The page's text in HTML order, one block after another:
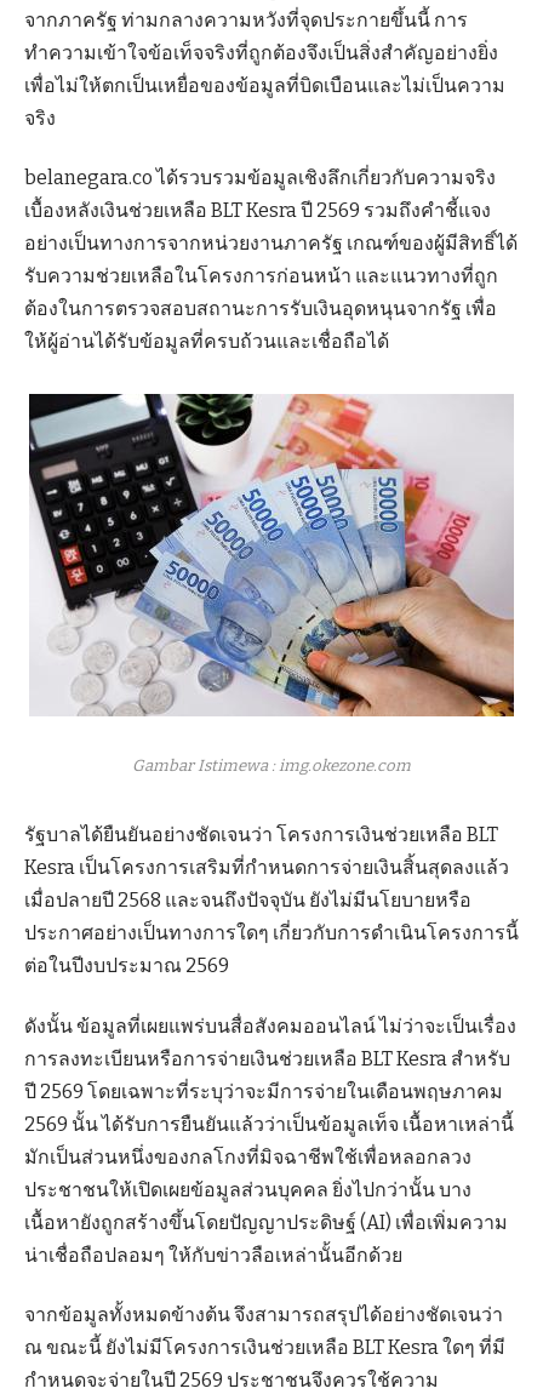
จากภาครัฐ ท่ามกลางความหวังที่จุดประกายขึ้นนี้ การ
ทำความเข้าใจข้อเท็จจริงที่ถูกต้องจึงเป็นสิ่งสำคัญอย่างยิ่ง
เพื่อไม่ให้ตกเป็นเหยื่อของข้อมูลที่บิดเบือนและไม่เป็นความ
จริง
belanegara.co ได้รวบรวมข้อมูลเชิงลึกเกี่ยวกับความจริง
เบื้องหลังเงินช่วยเหลือ BLT Kesra ปี 2569 รวมถึงคำชี้แจง
อย่างเป็นทางการจากหน่วยงานภาครัฐ เกณฑ์ของผู้มีสิทธิ์ได้
รับความช่วยเหลือในโครงการก่อนหน้า และแนวทางที่ถูก
ต้องในการตรวจสอบสถานะการรับเงินอุดหนุนจากรัฐ เพื่อ
ให้ผู้อ่านได้รับข้อมูลที่ครบถ้วนและเชื่อถือได้
Gambar Istimewa : img.okezone.com
รัฐบาลได้ยืนยันอย่างชัดเจนว่า โครงการเงินช่วยเหลือ BLT
Kesra เป็นโครงการเสริมที่กำหนดการจ่ายเงินสิ้นสุดลงแล้ว
เมื่อปลายปี 2568 และจนถึงปัจจุบัน ยังไม่มีนโยบายหรือ
ประกาศอย่างเป็นทางการใดๆ เกี่ยวกับการดำเนินโครงการนี้
ต่อในปีงบประมาณ 2569
ดังนั้น ข้อมูลที่เผยแพร่บนสื่อสังคมออนไลน์ ไม่ว่าจะเป็นเรื่อง
การลงทะเบียนหรือการจ่ายเงินช่วยเหลือ BLT Kesra สำหรับ
ปี 2569 โดยเฉพาะที่ระบุว่าจะมีการจ่ายในเดือนพฤษภาคม
2569 นั้น ได้รับการยืนยันแล้วว่าเป็นข้อมูลเท็จ เนื้อหาเหล่านี้
มักเป็นส่วนหนึ่งของกลโกงที่มิจฉาชีพใช้เพื่อหลอกลวง
ประชาชนให้เปิดเผยข้อมูลส่วนบุคคล ยิ่งไปกว่านั้น บาง
เนื้อหายังถูกสร้างขึ้นโดยปัญญาประดิษฐ์ (AI) เพื่อเพิ่มความ
น่าเชื่อถือปลอมๆ ให้กับข่าวลือเหล่านั้นอีกด้วย
จากข้อมูลทั้งหมดข้างต้น จึงสามารถสรุปได้อย่างชัดเจนว่า
ณ ขณะนี้ ยังไม่มีโครงการเงินช่วยเหลือ BLT Kesra ใดๆ ที่มี
กำหนดจะจ่ายในปี 2569 ประชาชนจึงควรใช้ความ